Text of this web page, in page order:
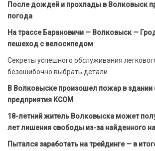
После дождей и прохлады в Волковыск
погода
На трассе Барановичи — Волковыск —
пешеход с велосипедом
Секреты успешного обслуживания
безошибочно выбрать детали
В Волковыске произошел пожар в
предприятия КСОМ
18-летний житель Волковыска может
лет лишения свободы из-за найденного
Пытался заработать на трейдинге — в